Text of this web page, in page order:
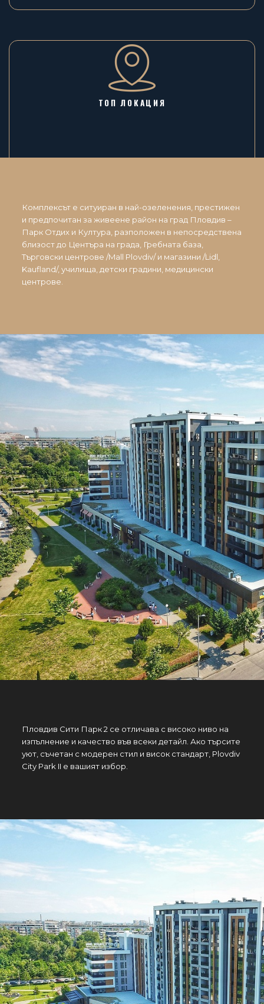
ТОП ЛОКАЦИЯ
Комплексът е ситуиран в най-озеленения, престижен
и предпочитан за живеене район на град Пловдив –
Парк Отдих и Култура, разположен в непосредствена
близост до Центъра на града, Гребната база,
Търговски центрове /Mall Plovdiv/ и магазини /Lidl,
Kaufland/, училища, детски градини, медицински
центрове.
Пловдив Сити Парк 2 се отличава с високо ниво на
изпълнение и качество във всеки детайл. Ако търсите
уют, съчетан с модерен стил и висок стандарт, Plovdiv
City Park II е вашият избор.